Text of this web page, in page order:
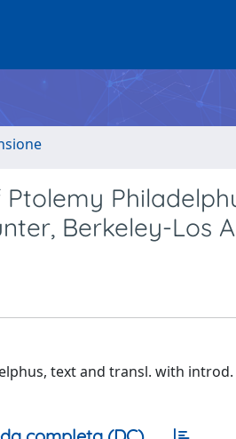
Berkeley-Los
text and transl. with introd.